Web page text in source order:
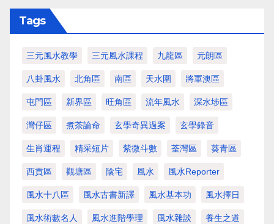
Tags
三元風水教學 三元風水課程 九龍區 元朗區
八卦風水 北角區 南區 天水圍 將軍澳區
屯門區 新界區 旺角區 流年風水 深水埗區
灣仔區 煮茶論命 玄學奇異過案 玄學錄音
生肖運程 精采短片 紫微斗數 荃灣區 葵青區
西貢區 觀塘區 陰宅 風水 風水Reporter
風水十八區 風水古書新譯 風水基本功 風水擇日
風水術數名人 風水進階學理 風水雜談 養生之道